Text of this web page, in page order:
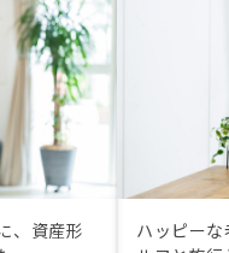
、資産形
ハッピー